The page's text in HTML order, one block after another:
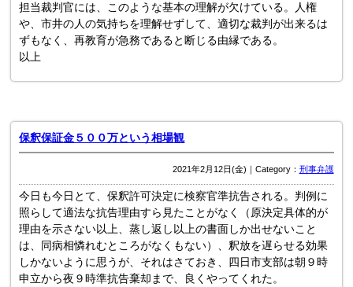
担当裁判官には、このような基本の理解が欠けている。人権
や、市井の人の気持ちを理解せずして、適切な裁判が出来るは
ずもなく、再教育が急務であると断じる由縁である。
以上
保釈保証金５００万という相場観
2021年2月12日(金)｜Category： 刑事弁護
今日も今日とて、保釈許可決定に検察官準抗告される。判例に
照らして適法な抗告理由すら見たことがなく（原決定具体的が
理由を示さない以上、蒸し返し以上の書面しか出せないこと
は、同病相憐れむところがなくもない）、釈放を遅らせる効果
しかないように思うが、それはさておき、四日市支部は朝９時
申立から夜９時準抗告棄却まで、良くやってくれた。